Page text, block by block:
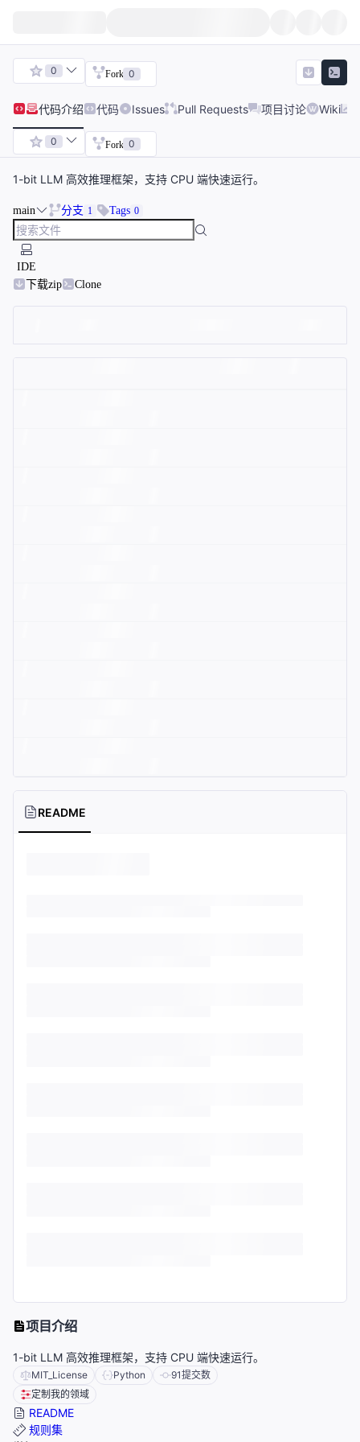
0 Fork 0
代码介绍 代码 Issues Pull Requests 项目讨论 Wiki
0 Fork 0
1-bit LLM 高效推理框架，支持 CPU 端快速运行。
main 分支 1 Tags 0
IDE
下载zip
Clone
README
项目介绍
1-bit LLM 高效推理框架，支持 CPU 端快速运行。
MIT_License Python 91提交数
定制我的领域
README
规则集